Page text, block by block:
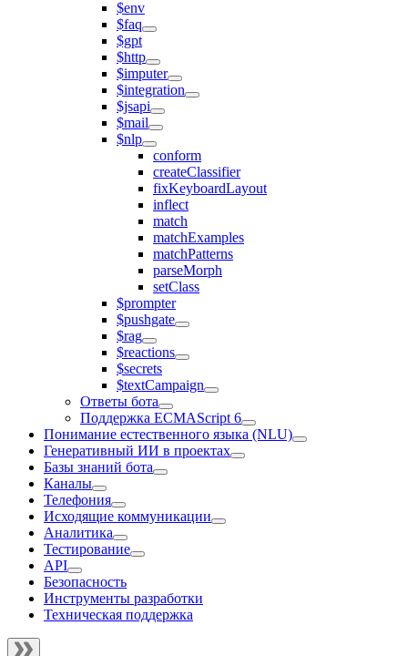
$env
$faq
$gpt
$http
$imputer
$integration
$jsapi
$mail
$nlp
conform
createClassifier
fixKeyboardLayout
inflect
match
matchExamples
matchPatterns
parseMorph
setClass
$prompter
$pushgate
$rag
$reactions
$secrets
$textCampaign
Ответы бота
Поддержка ECMAScript 6
Понимание естественного языка (NLU)
Генеративный ИИ в проектах
Базы знаний бота
Каналы
Телефония
Исходящие коммуникации
Аналитика
Тестирование
API
Безопасность
Инструменты разработки
Техническая поддержка